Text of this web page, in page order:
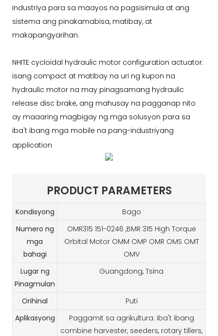
industriya para sa maayos na pagsisimula at ang
sistema ang pinakamabisa, matibay, at
makapangyarihan.
NHITE cycloidal hydraulic motor configuration actuator:
isang compact at matibay na uri ng kupon na
hydraulic motor na may pinagsamang hydraulic
release disc brake, ang mahusay na pagganap nito
ay maaaring magbigay ng mga solusyon para sa
iba't ibang mga mobile na pang-industriyang
application
PRODUCT PARAMETERS
Kondisyong
Bago
Numero ng
mga
bahagi
OMR315 151-0246 ,BMR 315 High Torque
Orbital Motor OMM OMP OMR OMS OMT
OMV
Lugar ng
Pinagmulan
Guangdong, Tsina
Orihinal
Puti
Aplikasyong
Paggamit sa agrikultura: iba't ibang
combine harvester, seeders, rotary tillers,